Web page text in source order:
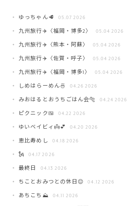
ゆっちゃん🥩 05.07 2026
九州旅行✈️〈福岡・博多2〉 05.04 2026
九州旅行✈️〈熊本・阿蘇〉 05.04 2026
九州旅行✈️〈佐賀・呼子〉 05.04 2026
九州旅行✈️〈福岡・博多1〉 05.04 2026
しめはらーめん🍜 04.26 2026
みおはるとおうちごはん会🐅 04.24 2026
ピクニック🍱 04.22 2026
ゆいベイビィ👼💕 04.20 2026
恵比寿めし 04.18 2026
🗽 04.17 2026
最終日 04.13 2026
ちことおみつとの休日😌 04.12 2026
あちこち⛰️ 04.11 2026